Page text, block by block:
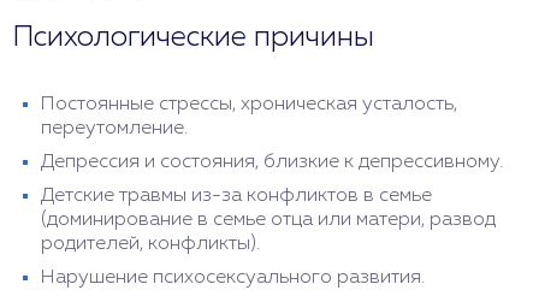
Психологические причины
Постоянные стрессы, хроническая усталость,
переутомление.
Депрессия и состояния, близкие к депрессивному.
Детские травмы из-за конфликтов в семье
(доминирование в семье отца или матери, развод
родителей, конфликты).
Нарушение психосексуального развития.